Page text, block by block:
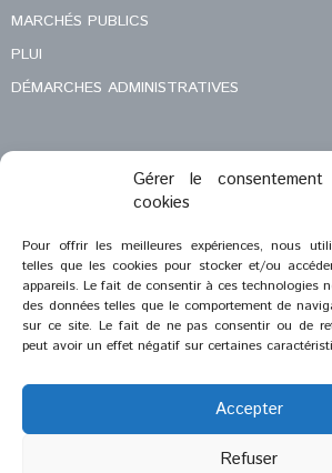
Gérer le
cookies
Pour offrir les meilleures expériences, nous
telles que les cookies pour stocker et/ou
appareils. Le fait de consentir à ces technologies
des données telles que le comportement de
sur ce site. Le fait de ne pas consentir ou de
peut avoir un effet négatif sur certaines
Accepter
Refuser
MARCHÉS PUBLICS
PLUI
DÉMARCHES ADMINISTRATIVES
MENTIONS LÉGALES